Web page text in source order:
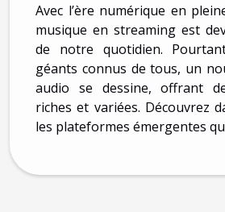
Avec l’ère numérique en
musique en streaming est
de notre quotidien.
géants connus de tous, un
audio se dessine, offrant
riches et variées. Découvrez
les plateformes émergentes